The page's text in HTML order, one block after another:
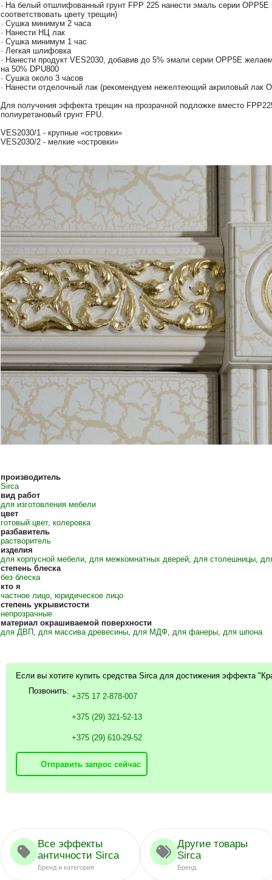
· На белый отшлифованный грунт FPP 225 нанести эмаль серии ОРР5Е
соответствовать цвету трещин)
· Сушка минимум 2 часа
· Нанести НЦ лак
· Сушка минимум 1 час
· Легкая шлифовка
· Нанести продукт VES2030, добавив до 5% эмали серии ОРР5Е
на 50% DPU800
· Сушка около 3 часов
· Нанести отделочный лак (рекомендуем нежелтеющий акриловый лак
Для получения эффекта трещин на прозрачной подложке вместо
полиуретановый грунт FPU.
VES2030/1 - крупные «островки»
VES2030/2 - мелкие «островки»
производитель
Sirca
вид работ
для изготовления мебели
цвет
готовый цвет, колеровка
разбавитель
растворитель
изделия
для корпусной мебели для межкомнатных дверей для столешницы
степень блеска
без блеска
кто я
частное лицо юридическое лицо
степень укрывистости
непрозрачные
материал окрашиваемой поверхности
для ДВП
для массива древесины для МДФ для фанеры для шпона
Если вы хотите купить средства Sirca для достижения эффекта
Позвонить:
+375 17 2-878-007
+375 (29) 321-52-13
+375 (29) 610-29-52
Отправить запрос сейчас
Все эффекты
античности Sirca
Бренд и категория
Другие товары
Sirca
Бренд